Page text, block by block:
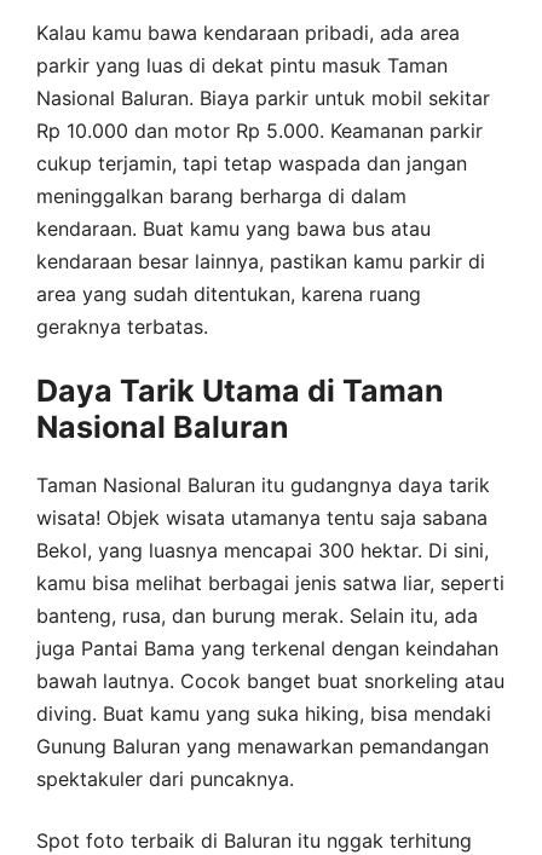
Kalau kamu bawa kendaraan pribadi, ada area
parkir yang luas di dekat pintu masuk Taman
Nasional Baluran. Biaya parkir untuk mobil sekitar
Rp 10.000 dan motor Rp 5.000. Keamanan parkir
cukup terjamin, tapi tetap waspada dan jangan
meninggalkan barang berharga di dalam
kendaraan. Buat kamu yang bawa bus atau
kendaraan besar lainnya, pastikan kamu parkir di
area yang sudah ditentukan, karena ruang
geraknya terbatas.
Daya Tarik Utama di Taman
Nasional Baluran
Taman Nasional Baluran itu gudangnya daya tarik
wisata! Objek wisata utamanya tentu saja sabana
Bekol, yang luasnya mencapai 300 hektar. Di sini,
kamu bisa melihat berbagai jenis satwa liar, seperti
banteng, rusa, dan burung merak. Selain itu, ada
juga Pantai Bama yang terkenal dengan keindahan
bawah lautnya. Cocok banget buat snorkeling atau
diving. Buat kamu yang suka hiking, bisa mendaki
Gunung Baluran yang menawarkan pemandangan
spektakuler dari puncaknya.
Spot foto terbaik di Baluran itu nggak terhitung